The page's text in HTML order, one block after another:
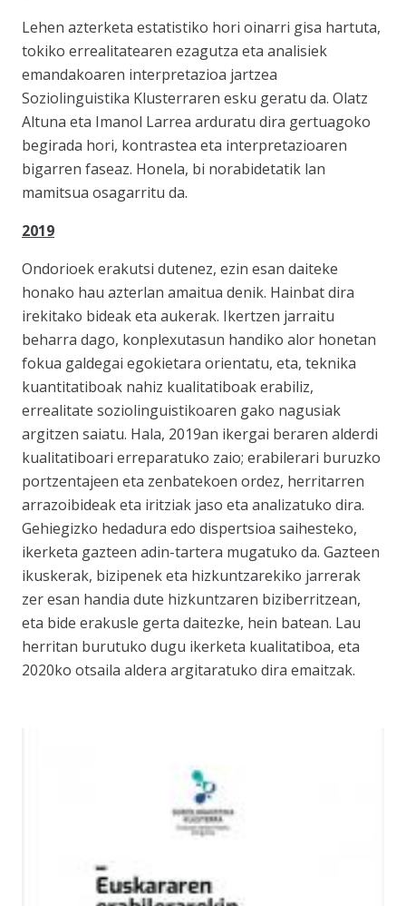
Lehen azterketa estatistiko hori oinarri gisa hartuta,
tokiko errealitatearen ezagutza eta analisiek
emandakoaren interpretazioa jartzea
Soziolinguistika Klusterraren esku geratu da. Olatz
Altuna eta Imanol Larrea arduratu dira gertuagoko
begirada hori, kontrastea eta interpretazioaren
bigarren faseaz. Honela, bi norabidetatik lan
mamitsua osagarritu da.
2019
Ondorioek erakutsi dutenez, ezin esan daiteke
honako hau azterlan amaitua denik. Hainbat dira
irekitako bideak eta aukerak. Ikertzen jarraitu
beharra dago, konplexutasun handiko alor honetan
fokua galdegai egokietara orientatu, eta, teknika
kuantitatiboak nahiz kualitatiboak erabiliz,
errealitate soziolinguistikoaren gako nagusiak
argitzen saiatu. Hala, 2019an ikergai beraren alderdi
kualitatiboari erreparatuko zaio; erabilerari buruzko
portzentajeen eta zenbatekoen ordez, herritarren
arrazoibideak eta iritziak jaso eta analizatuko dira.
Gehiegizko hedadura edo dispertsioa saihesteko,
ikerketa gazteen adin-tartera mugatuko da. Gazteen
ikuskerak, bizipenek eta hizkuntzarekiko jarrerak
zer esan handia dute hizkuntzaren biziberritzean,
eta bide erakusle gerta daitezke, hein batean. Lau
herritan burutuko dugu ikerketa kualitatiboa, eta
2020ko otsaila aldera argitaratuko dira emaitzak.